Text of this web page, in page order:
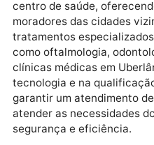
dermatológicas em
procedimentos
botulínica (botox),
químicos e laser,
tratamentos que
permite que os
solução completa para o
precisar recorrer a